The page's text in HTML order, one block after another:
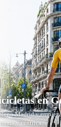
en
Madrid y
y céntrica.